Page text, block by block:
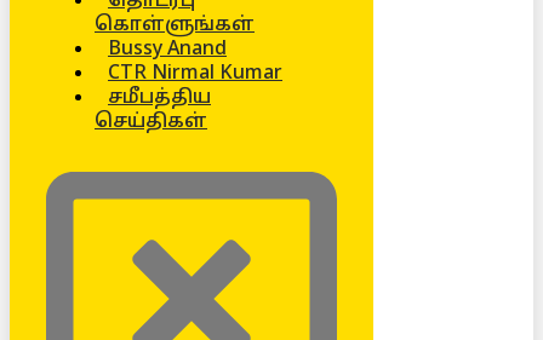
கொள்ளுங்கள்
Bussy Anand
CTR Nirmal Kumar
சமீபத்திய
செய்திகள்